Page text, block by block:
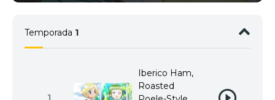
Temporada 1
1
Iberico Ham,
Roasted